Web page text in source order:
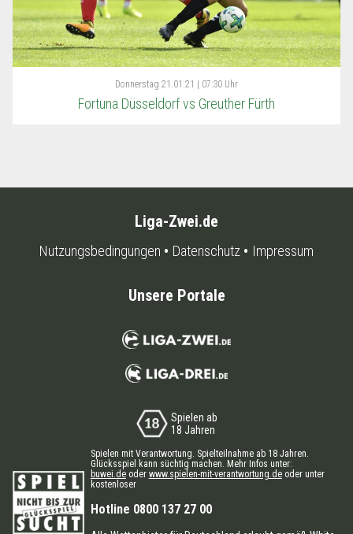
Donnerstag 21.01.21 | 07:30 Uhr
Fortuna Düsseldorf vs Greuther Fürth
Liga-Zwei.de
Nutzungsbedingungen Datenschutz Impressum
Unsere Portale
Spielen ab
18 Jahren
Spielen mit Verantwortung. Spielteilnahme ab 18 Jahren.
Glücksspiel kann süchtig machen. Mehr Infos unter:
buwei.deoder www.spielen-mit-verantwortung.deoder unter
kostenloser
Hotline 0800 137 27 00